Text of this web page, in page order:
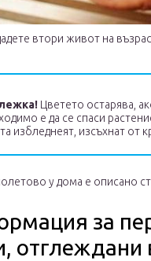
втори живот на
Цветето остарява,
е да се спаси
избледнеят, изсъхнат от
у дома е описано
за